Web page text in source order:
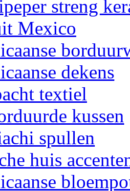
streng
Mexico
dekens
textiel
kussen
spullen
huis